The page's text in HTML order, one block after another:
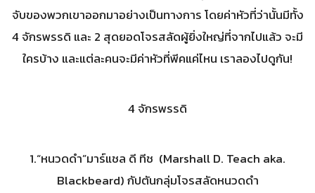
จับของพวกเขาออกมาอย่างเป็นทางการ โดยค่าหัวที่ว่านั้นมีทั้ง
4 จักรพรรดิ และ 2 สุดยอดโจรสลัดผู้ยิ่งใหญ่ที่จากไปแล้ว จะมี
ใครบ้าง และแต่ละคนจะมีค่าหัวที่พีคแค่ไหน เราลองไปดูกัน!
4 จักรพรรดิ
1.“หนวดดำ”มาร์แชล ดี ทีช (Marshall D. Teach aka.
Blackbeard) กัปตันกลุ่มโจรสลัดหนวดดำ